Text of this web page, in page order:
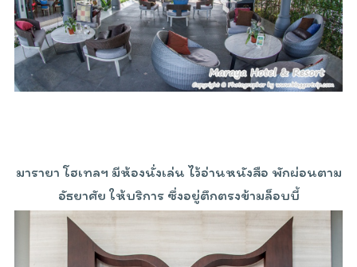
มารายา โฮเทลฯ มีห้องนั่งเล่น ไว้อ่านหนังสือ พักผ่อนตาม
อัธยาศัย ให้บริการ ซึ่งอยู่ตึกตรงข้ามล็อบบี้